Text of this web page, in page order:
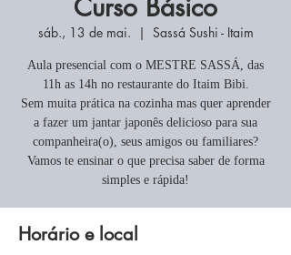
Curso Básico
sáb., 13 de mai.
  |
Sassá Sushi - Itaim
Aula presencial com o MESTRE SASSÁ, das
11h as 14h no restaurante do Itaim Bibi.
Sem muita prática na cozinha mas quer aprender
a fazer um jantar japonês delicioso para sua
companheira(o), seus amigos ou familiares?
Vamos te ensinar o que precisa saber de forma
simples e rápida!
Horário e local